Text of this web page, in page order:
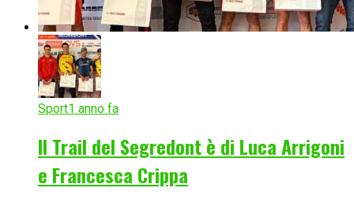
Sport1 anno fa
Il Trail del Segredont è di Luca Arrigoni
e Francesca Crippa